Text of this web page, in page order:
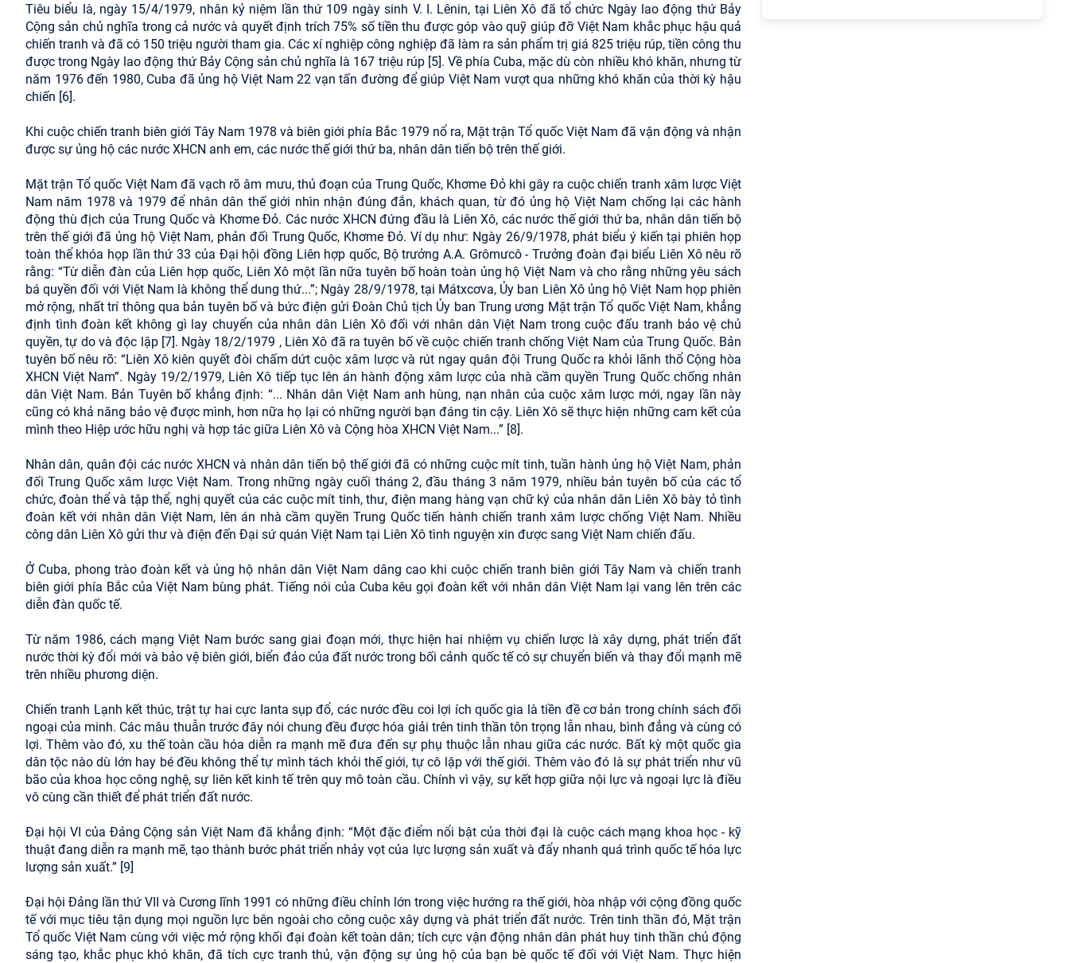
Tiêu biểu là, ngày 15/4/1979, nhân kỷ niệm lần thứ 109 ngày sinh V. I. Lênin, tại Liên Xô đã tổ chức Ngày lao động thứ Bảy
Cộng sản chủ nghĩa trong cả nước và quyết định trích 75% số tiền thu được góp vào quỹ giúp đỡ Việt Nam khắc phục hậu quả
chiến tranh và đã có 150 triệu người tham gia. Các xí nghiệp công nghiệp đã làm ra sản phẩm trị giá 825 triệu rúp, tiền công thu
được trong Ngày lao động thứ Bảy Cộng sản chủ nghĩa là 167 triệu rúp [5]. Về phía Cuba, mặc dù còn nhiều khó khăn, nhưng từ
năm 1976 đến 1980, Cuba đã ủng hộ Việt Nam 22 vạn tấn đường để giúp Việt Nam vượt qua những khó khăn của thời kỳ hậu
chiến [6].
Khi cuộc chiến tranh biên giới Tây Nam 1978 và biên giới phía Bắc 1979 nổ ra, Mặt trận Tổ quốc Việt Nam đã vận động và nhận
được sự ủng hộ các nước XHCN anh em, các nước thế giới thứ ba, nhân dân tiến bộ trên thế giới.
Mặt trận Tổ quốc Việt Nam đã vạch rõ âm mưu, thủ đoạn của Trung Quốc, Khơme Đỏ khi gây ra cuộc chiến tranh xâm lược Việt
Nam năm 1978 và 1979 để nhân dân thế giới nhìn nhận đúng đắn, khách quan, từ đó ủng hộ Việt Nam chống lại các hành
động thù địch của Trung Quốc và Khơme Đỏ. Các nước XHCN đứng đầu là Liên Xô, các nước thế giới thứ ba, nhân dân tiến bộ
trên thế giới đã ủng hộ Việt Nam, phản đối Trung Quốc, Khơme Đỏ. Ví dụ như: Ngày 26/9/1978, phát biểu ý kiến tại phiên họp
toàn thể khóa họp lần thứ 33 của Đại hội đồng Liên hợp quốc, Bộ trưởng A.A. Grômưcô - Trưởng đoàn đại biểu Liên Xô nêu rõ
rằng: “Từ diễn đàn của Liên hợp quốc, Liên Xô một lần nữa tuyên bố hoàn toàn ủng hộ Việt Nam và cho rằng những yêu sách
bá quyền đối với Việt Nam là không thể dung thứ...”; Ngày 28/9/1978, tại Mátxcơva, Ủy ban Liên Xô ủng hộ Việt Nam họp phiên
mở rộng, nhất trí thông qua bản tuyên bố và bức điện gửi Đoàn Chủ tịch Ủy ban Trung ương Mặt trận Tổ quốc Việt Nam, khẳng
định tình đoàn kết không gì lay chuyển của nhân dân Liên Xô đối với nhân dân Việt Nam trong cuộc đấu tranh bảo vệ chủ
quyền, tự do và độc lập [7]. Ngày 18/2/1979 , Liên Xô đã ra tuyên bố về cuộc chiến tranh chống Việt Nam của Trung Quốc. Bản
tuyên bố nêu rõ: “Liên Xô kiên quyết đòi chấm dứt cuộc xâm lược và rút ngay quân đội Trung Quốc ra khỏi lãnh thổ Cộng hòa
XHCN Việt Nam”. Ngày 19/2/1979, Liên Xô tiếp tục lên án hành động xâm lược của nhà cầm quyền Trung Quốc chống nhân
dân Việt Nam. Bản Tuyên bố khẳng định: “... Nhân dân Việt Nam anh hùng, nạn nhân của cuộc xâm lược mới, ngay lần này
cũng có khả năng bảo vệ được mình, hơn nữa họ lại có những người bạn đáng tin cậy. Liên Xô sẽ thực hiện những cam kết của
mình theo Hiệp ước hữu nghị và hợp tác giữa Liên Xô và Cộng hòa XHCN Việt Nam...” [8].
Nhân dân, quân đội các nước XHCN và nhân dân tiến bộ thế giới đã có những cuộc mít tinh, tuần hành ủng hộ Việt Nam, phản
đối Trung Quốc xâm lược Việt Nam. Trong những ngày cuối tháng 2, đầu tháng 3 năm 1979, nhiều bản tuyên bố của các tổ
chức, đoàn thể và tập thể, nghị quyết của các cuộc mít tinh, thư, điện mang hàng vạn chữ ký của nhân dân Liên Xô bày tỏ tình
đoàn kết với nhân dân Việt Nam, lên án nhà cầm quyền Trung Quốc tiến hành chiến tranh xâm lược chống Việt Nam. Nhiều
công dân Liên Xô gửi thư và điện đến Đại sứ quán Việt Nam tại Liên Xô tình nguyện xin được sang Việt Nam chiến đấu.
Ở Cuba, phong trào đoàn kết và ủng hộ nhân dân Việt Nam dâng cao khi cuộc chiến tranh biên giới Tây Nam và chiến tranh
biên giới phía Bắc của Việt Nam bùng phát. Tiếng nói của Cuba kêu gọi đoàn kết với nhân dân Việt Nam lại vang lên trên các
diễn đàn quốc tế.
Từ năm 1986, cách mạng Việt Nam bước sang giai đoạn mới, thực hiện hai nhiệm vụ chiến lược là xây dựng, phát triển đất
nước thời kỳ đổi mới và bảo vệ biên giới, biển đảo của đất nước trong bối cảnh quốc tế có sự chuyển biến và thay đổi mạnh mẽ
trên nhiều phương diện.
Chiến tranh Lạnh kết thúc, trật tự hai cực Ianta sụp đổ, các nước đều coi lợi ích quốc gia là tiền đề cơ bản trong chính sách đối
ngoại của minh. Các mâu thuẫn trước đây nói chung đều được hóa giải trên tinh thần tôn trọng lẫn nhau, bình đẳng và cùng có
lợi. Thêm vào đó, xu thế toàn cầu hóa diễn ra mạnh mẽ đưa đến sự phụ thuộc lẫn nhau giữa các nước. Bất kỳ một quốc gia
dân tộc nào dù lớn hay bé đều không thể tự mình tách khỏi thế giới, tự cô lập với thế giới. Thêm vào đó là sự phát triển như vũ
bão của khoa học công nghệ, sự liên kết kinh tế trên quy mô toàn cầu. Chính vì vậy, sự kết hợp giữa nội lực và ngoại lực là điều
vô cùng cần thiết để phát triển đất nước.
Đại hội VI của Đảng Cộng sản Việt Nam đã khẳng định: “Một đặc điểm nổi bật của thời đại là cuộc cách mạng khoa học - kỹ
thuật đang diễn ra mạnh mẽ, tạo thành bước phát triển nhảy vọt của lực lượng sản xuất và đẩy nhanh quá trình quốc tế hóa lực
lượng sản xuất.” [9]
Đại hội Đảng lần thứ VII và Cương lĩnh 1991 có những điều chỉnh lớn trong việc hướng ra thế giới, hòa nhập với cộng đồng quốc
tế với mục tiêu tận dụng mọi nguồn lực bên ngoài cho công cuộc xây dựng và phát triển đất nước. Trên tinh thần đó, Mặt trận
Tổ quốc Việt Nam cùng với việc mở rộng khối đại đoàn kết toàn dân; tích cực vận động nhân dân phát huy tinh thần chủ động
sáng tạo, khắc phục khó khăn, đã tích cực tranh thủ, vận động sự ủng hộ của bạn bè quốc tế đối với Việt Nam. Thực hiện